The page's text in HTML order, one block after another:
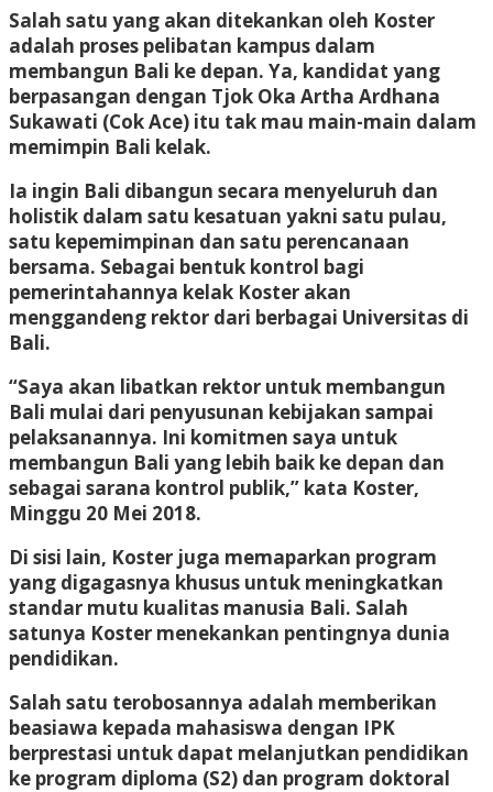
Salah satu yang akan ditekankan oleh Koster
adalah proses pelibatan kampus dalam
membangun Bali ke depan. Ya, kandidat yang
berpasangan dengan Tjok Oka Artha Ardhana
Sukawati (Cok Ace) itu tak mau main-main dalam
memimpin Bali kelak.
Ia ingin Bali dibangun secara menyeluruh dan
holistik dalam satu kesatuan yakni satu pulau,
satu kepemimpinan dan satu perencanaan
bersama. Sebagai bentuk kontrol bagi
pemerintahannya kelak Koster akan
menggandeng rektor dari berbagai Universitas di
Bali.
“Saya akan libatkan rektor untuk membangun
Bali mulai dari penyusunan kebijakan sampai
pelaksanannya. Ini komitmen saya untuk
membangun Bali yang lebih baik ke depan dan
sebagai sarana kontrol publik,” kata Koster,
Minggu 20 Mei 2018.
Di sisi lain, Koster juga memaparkan program
yang digagasnya khusus untuk meningkatkan
standar mutu kualitas manusia Bali. Salah
satunya Koster menekankan pentingnya dunia
pendidikan.
Salah satu terobosannya adalah memberikan
beasiawa kepada mahasiswa dengan IPK
berprestasi untuk dapat melanjutkan pendidikan
ke program diploma (S2) dan program doktoral